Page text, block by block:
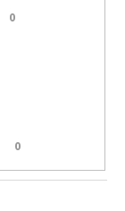
0
0